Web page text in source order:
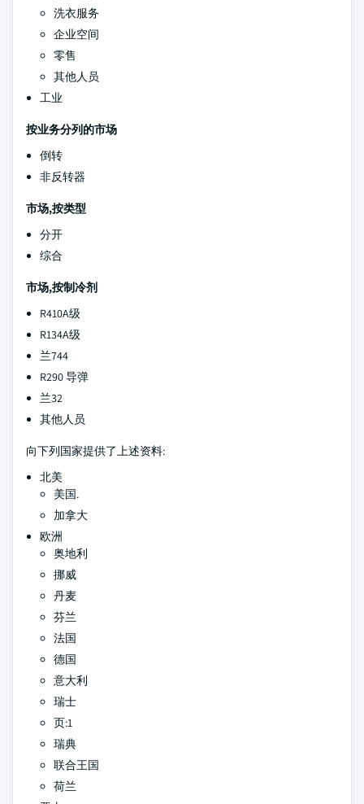
洗衣服务
企业空间
零售
其他人员
工业
按业务分列的市场
倒转
非反转器
市场,按类型
分开
综合
市场,按制冷剂
R410A级
R134A级
兰744
R290 导弹
兰32
其他人员
向下列国家提供了上述资料:
北美
美国.
加拿大
欧洲
奥地利
挪威
丹麦
芬兰
法国
德国
意大利
瑞士
页:1
瑞典
联合王国
荷兰